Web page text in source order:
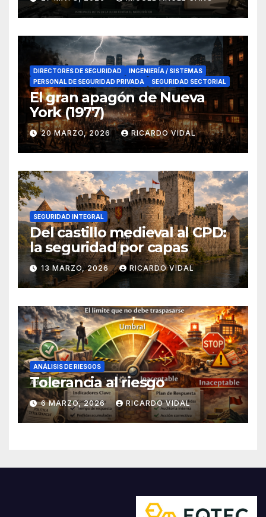
en el sur de España
DIRECTORES DE SEGURIDAD
INGENIERÍA / SISTEMAS
PERSONAL DE SEGURIDAD PRIVADA
SEGURIDAD SECTORIAL
El gran apagón de Nueva
York (1977)
20 MARZO, 2026 RICARDO VIDAL
SEGURIDAD INTEGRAL
Del castillo medieval al CPD:
la seguridad por capas
13 MARZO, 2026 RICARDO VIDAL
ANÁLISIS DE RIESGOS
Tolerancia al riesgo
6 MARZO, 2026 RICARDO VIDAL